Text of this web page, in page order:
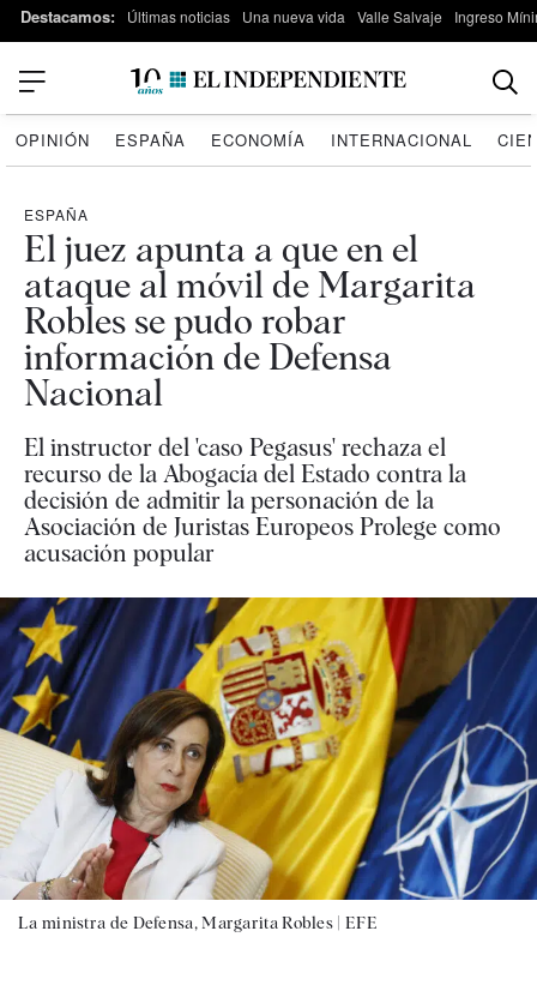
Destacamos: Últimas noticias Una nueva vida Valle Salvaje Ingreso
OPINIÓN ESPAÑA ECONOMÍA INTERNACIONAL
ESPAÑA
El juez apunta a que en el
ataque al móvil de Margarita
Robles se pudo robar
información de Defensa
Nacional
El instructor del 'caso Pegasus' rechaza el
recurso de la Abogacía del Estado contra la
decisión de admitir la personación de la
Asociación de Juristas Europeos Prolege como
acusación popular
La ministra de Defensa, Margarita Robles | EFE